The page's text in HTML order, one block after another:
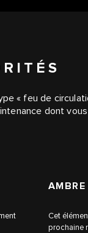
« feu de
dont
AMBRE
Cet
prochaine